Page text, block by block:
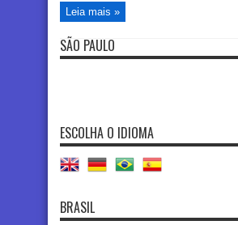
Leia mais »
SÃO PAULO
ESCOLHA O IDIOMA
BRASIL